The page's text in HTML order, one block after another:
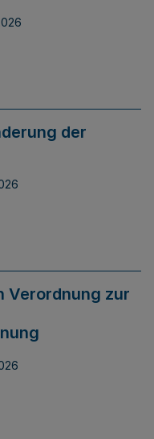
der
Verordnung zur